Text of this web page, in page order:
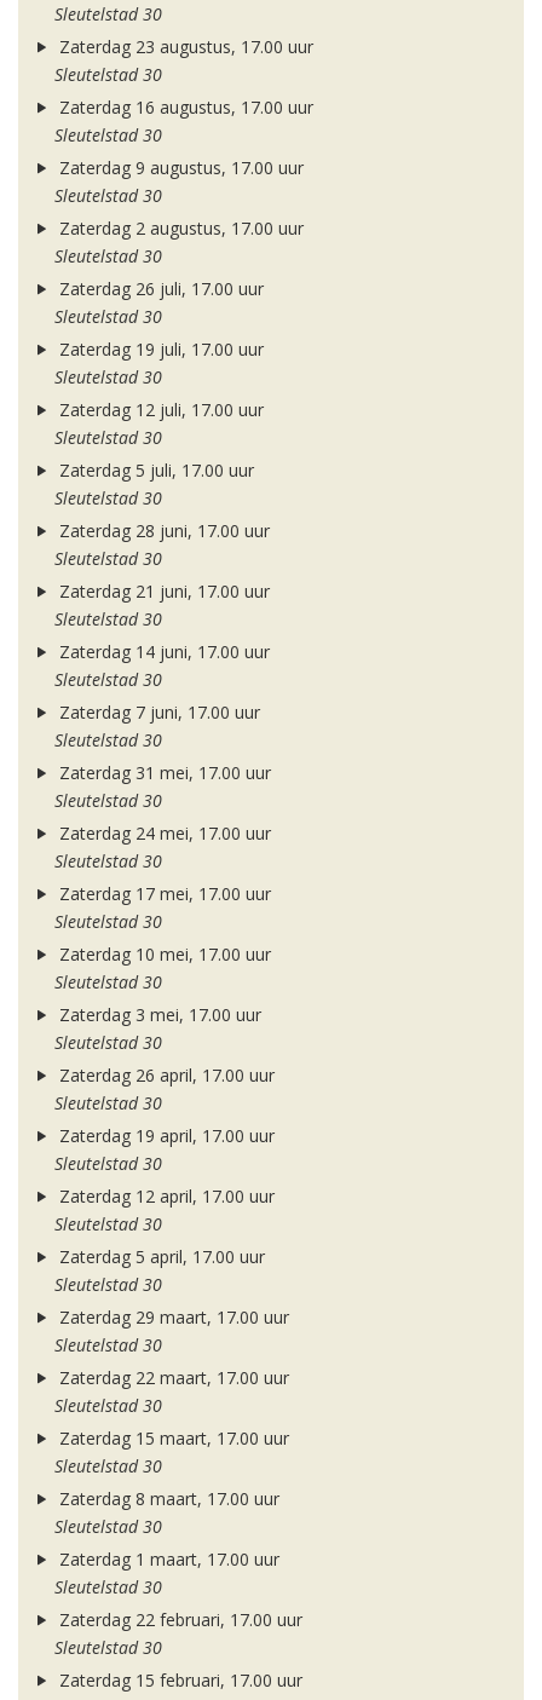
Sleutelstad 30
Zaterdag 23 augustus, 17.00 uur
Sleutelstad 30
Zaterdag 16 augustus, 17.00 uur
Sleutelstad 30
Zaterdag 9 augustus, 17.00 uur
Sleutelstad 30
Zaterdag 2 augustus, 17.00 uur
Sleutelstad 30
Zaterdag 26 juli, 17.00 uur
Sleutelstad 30
Zaterdag 19 juli, 17.00 uur
Sleutelstad 30
Zaterdag 12 juli, 17.00 uur
Sleutelstad 30
Zaterdag 5 juli, 17.00 uur
Sleutelstad 30
Zaterdag 28 juni, 17.00 uur
Sleutelstad 30
Zaterdag 21 juni, 17.00 uur
Sleutelstad 30
Zaterdag 14 juni, 17.00 uur
Sleutelstad 30
Zaterdag 7 juni, 17.00 uur
Sleutelstad 30
Zaterdag 31 mei, 17.00 uur
Sleutelstad 30
Zaterdag 24 mei, 17.00 uur
Sleutelstad 30
Zaterdag 17 mei, 17.00 uur
Sleutelstad 30
Zaterdag 10 mei, 17.00 uur
Sleutelstad 30
Zaterdag 3 mei, 17.00 uur
Sleutelstad 30
Zaterdag 26 april, 17.00 uur
Sleutelstad 30
Zaterdag 19 april, 17.00 uur
Sleutelstad 30
Zaterdag 12 april, 17.00 uur
Sleutelstad 30
Zaterdag 5 april, 17.00 uur
Sleutelstad 30
Zaterdag 29 maart, 17.00 uur
Sleutelstad 30
Zaterdag 22 maart, 17.00 uur
Sleutelstad 30
Zaterdag 15 maart, 17.00 uur
Sleutelstad 30
Zaterdag 8 maart, 17.00 uur
Sleutelstad 30
Zaterdag 1 maart, 17.00 uur
Sleutelstad 30
Zaterdag 22 februari, 17.00 uur
Sleutelstad 30
Zaterdag 15 februari, 17.00 uur